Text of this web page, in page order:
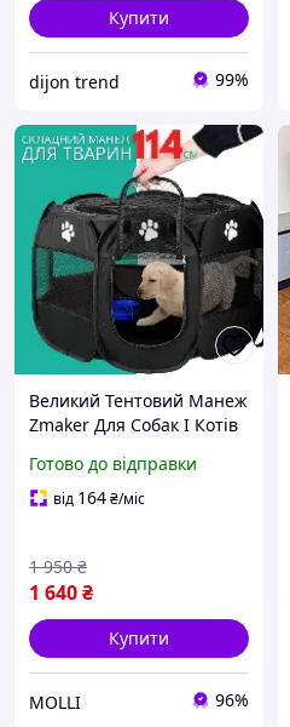
Купити
dijon trend 99%
Великий Тентовий Манеж
Zmaker Для Собак І Котів
Переносний Вольєр Для
Цуценят І Кошенят
Готово до відправки
від 164₴/міс
1 640₴
1 950 ₴
Купити
MOLLI 96%